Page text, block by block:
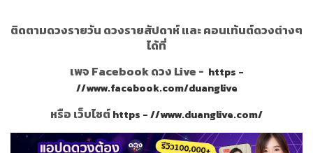
ติดตามดวงรายวัน ดวงรายสัปดาห์ และ คอนเท้นต์ดวงต่างๆ
ได้ที่
เพจ Facebook ดวง Live - https -
//www.facebook.com/duanglive
หรือ เว็บไซต์https - //www.duanglive.com/